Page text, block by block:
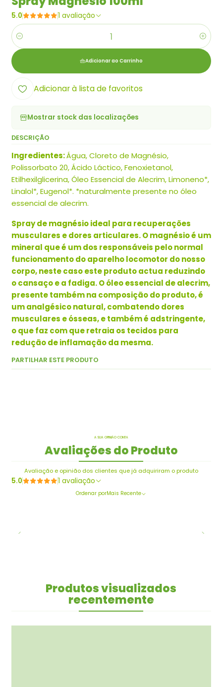
5.0 1 avaliação
Quantidade
Adicionar ao Carrinho
Adicionar à lista de favoritos
Mostrar stock das localizações
DESCRIÇÃO
Ingredientes:Água, Cloreto de Magnésio,
Polissorbato 20, Ácido Láctico, Fenoxietanol,
Etilhexilglicerina, Óleo Essencial de Alecrim, Limoneno*,
Linalol*, Eugenol*. *naturalmente presente no óleo
essencial de alecrim.
Spray de magnésio ideal para recuperações
musculares e dores articulares. O magnésio é um
mineral que é um dos responsáveis ​​pelo normal
funcionamento do aparelho locomotor do nosso
corpo, neste caso este produto actua reduzindo
o cansaço e a fadiga. O óleo essencial de alecrim,
presente também na composição do produto, é
um analgésico natural, combatendo dores
musculares e ósseas, e também é adstringente,
o que faz com que retraia os tecidos para
redução de inflamação da mesma.
PARTILHAR ESTE PRODUTO
A SUA OPINIÃO CONTA
Avaliações do Produto
Avaliação e opinião dos clientes que já adquiriram o produto
5.0 1 avaliação
Ordenar porMais Recente
Produtos visualizados
recentemente